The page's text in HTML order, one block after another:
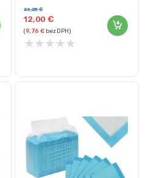
12,00€
26,25€
(9,76€ bez DPH)
★★★★★